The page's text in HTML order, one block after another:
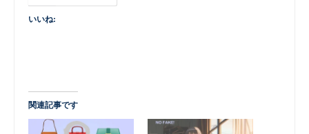
いいね:
関連記事です